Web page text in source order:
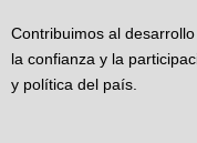
Contribuimos al
la confianza y la
y política del país.